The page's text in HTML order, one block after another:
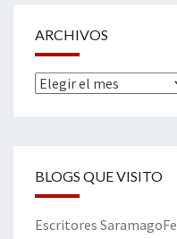
ARCHIVOS
Archivos
BLOGS QUE VISITO
Escritores Saramago